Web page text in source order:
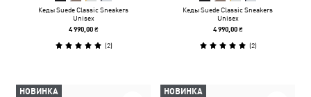
Кеды Suede Classic Sneakers
Unisex
4 990,00 ₴
(2)
Кеды Suede Classic Sneakers
Unisex
4 990,00 ₴
(2)
НОВИНКА НОВИНКА